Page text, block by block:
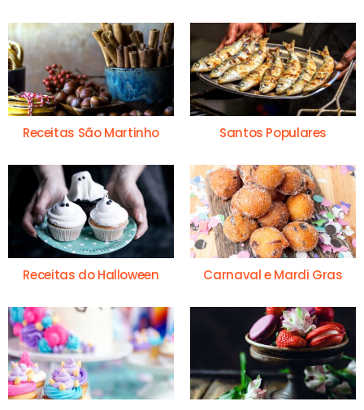
Receitas São Martinho Santos Populares
Receitas do Halloween Carnaval e Mardi Gras